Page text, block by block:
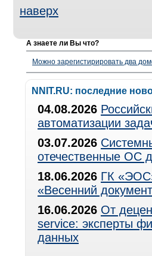
наверх
А знаете ли Вы что?
Можно зарегистирировать два
NNIT.RU: последние
04.08.2026
автоматизации
03.07.2026
отечественные ОС
18.06.2026 ГК
«Весенний
16.06.2026 От
service: эксперты
данных